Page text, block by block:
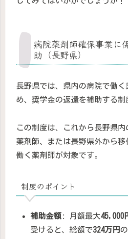
病院薬剤師確保事業に
助（長野県）
長野県では、県内の病院で働く
め、奨学金の返還を補助する制
この制度は、これから長野県
薬剤師、または長野県外から
働く薬剤師が対象です。
制度のポイント
補助金額 : 月額最大45,000
受けると、総額で324万円